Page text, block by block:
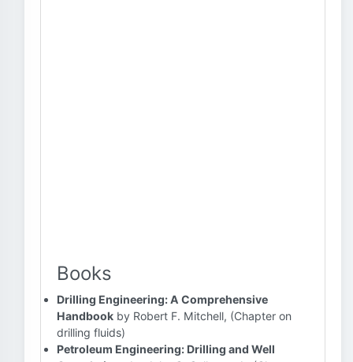
Books
Drilling Engineering: A Comprehensive
Handbook by Robert F. Mitchell, (Chapter on
drilling fluids)
Petroleum Engineering: Drilling and Well